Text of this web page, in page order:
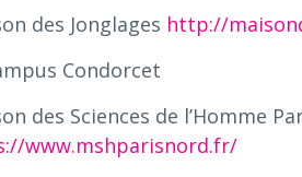
des Jonglages http://
Condorcet
des Sciences de l’Homme
www.mshparisnord.fr/